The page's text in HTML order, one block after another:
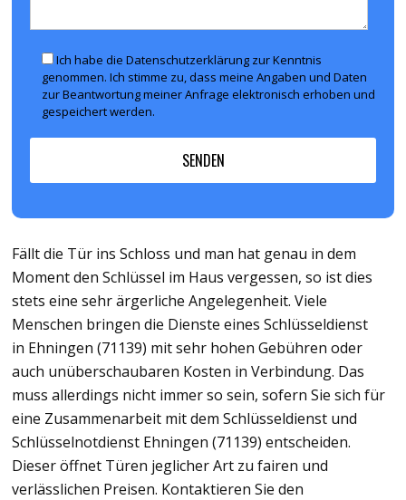
Ich habe die Datenschutzerklärung zur Kenntnis
genommen. Ich stimme zu, dass meine Angaben und Daten
zur Beantwortung meiner Anfrage elektronisch erhoben und
gespeichert werden.
Fällt die Tür ins Schloss und man hat genau in dem
Moment den Schlüssel im Haus vergessen, so ist dies
stets eine sehr ärgerliche Angelegenheit. Viele
Menschen bringen die Dienste eines Schlüsseldienst
in Ehningen (71139) mit sehr hohen Gebühren oder
auch unüberschaubaren Kosten in Verbindung. Das
muss allerdings nicht immer so sein, sofern Sie sich für
eine Zusammenarbeit mit dem Schlüsseldienst und
Schlüsselnotdienst Ehningen (71139) entscheiden.
Dieser öffnet Türen jeglicher Art zu fairen und
verlässlichen Preisen. Kontaktieren Sie den